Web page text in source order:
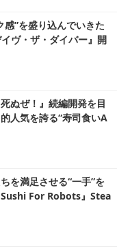
”を盛り込んでいきた
ヴ・ザ・ダイバー』開
ぬぜ！』続編開発を目
人気を誇る“寿司食いA
を満足させる“一手”を
Sushi For Robots』Stea